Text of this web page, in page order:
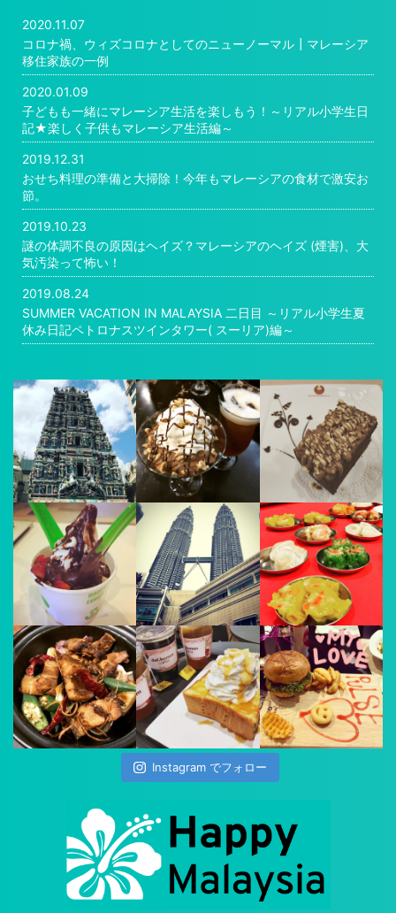
2020.11.07
コロナ禍、ウィズコロナとしてのニューノーマル┃マレーシア
移住家族の一例
2020.01.09
子どもも一緒にマレーシア生活を楽しもう！～リアル小学生日
記★楽しく子供もマレーシア生活編～
2019.12.31
おせち料理の準備と大掃除！今年もマレーシアの食材で激安お
節。
2019.10.23
謎の体調不良の原因はヘイズ？マレーシアのヘイズ (煙害)、大
気汚染って怖い！
2019.08.24
SUMMER VACATION IN MALAYSIA 二日目 ～リアル小学生夏
休み日記ペトロナスツインタワー( スーリア)編～
Instagram でフォロー